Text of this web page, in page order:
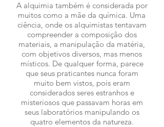
A alquimia também é considerada por
muitos como a mãe da química. Uma
ciência, onde os alquimistas tentavam
compreender a composição dos
materiais, a manipulação da matéria,
com objetivos diversos, mas menos
místicos. De qualquer forma, parece
que seus praticantes nunca foram
muito bem vistos, pois eram
considerados seres estranhos e
misteriosos que passavam horas em
seus laboratórios manipulando os
quatro elementos da natureza.